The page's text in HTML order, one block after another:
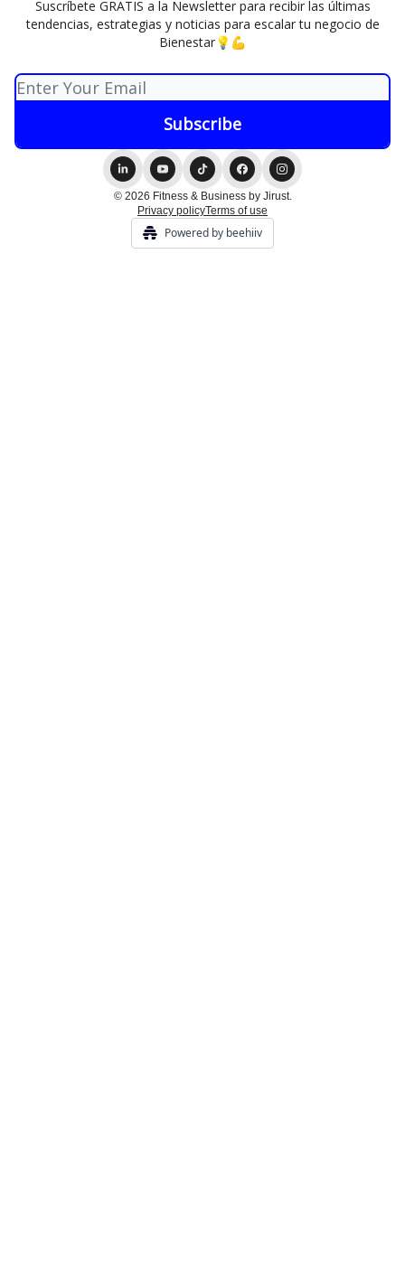
Suscríbete GRATIS a la Newsletter para recibir las últimas
tendencias, estrategias y noticias para escalar tu negocio de
Bienestar💡💪
© 2026 Fitness & Business by Jirust.
Privacy policyTerms of use
Powered by beehiiv